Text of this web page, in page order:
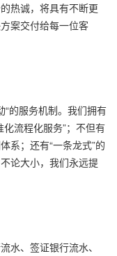
热诚，将具有不断更
案交付给每一位客
“的服务机制。我们拥有
流程化服务”；不但有
系；还有“一条龙式”的
论大小，我们永远提
水、签证银行流水、